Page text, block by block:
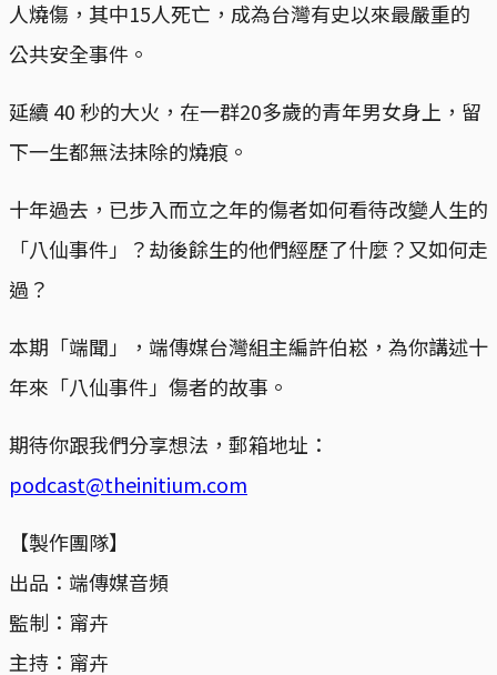
人燒傷，其中15人死亡，成為台灣有史以來最嚴重的
公共安全事件。
延續 40 秒的大火，在一群20多歲的青年男女身上，留
下一生都無法抹除的燒痕。
十年過去，已步入而立之年的傷者如何看待改變人生的
「八仙事件」？劫後餘生的他們經歷了什麼？又如何走
過？
本期「端聞」，端傳媒台灣組主編許伯崧，為你講述十
年來「八仙事件」傷者的故事。
期待你跟我們分享想法，郵箱地址：
podcast@theinitium.com
【製作團隊】
出品：端傳媒音頻
監制：甯卉
主持：甯卉